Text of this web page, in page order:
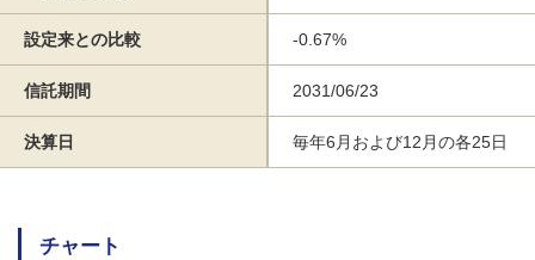
設定来との比較 -0.67%
信託期間 2031/06/23
決算日 毎年6月および12月の各25日
チャート